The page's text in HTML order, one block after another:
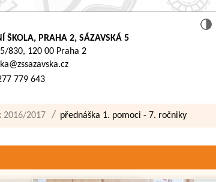
ŠKOLA, PRAHA 2, SÁZAVSKÁ 5
5/830, 120 00 Praha 2
779 643
2016/2017 přednáška 1. pomoci - 7. ročniky